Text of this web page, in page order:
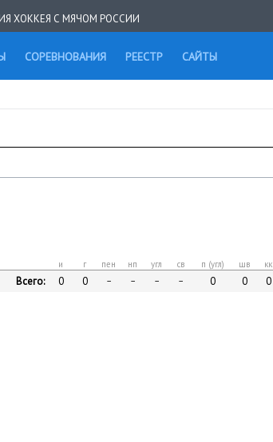
ХОККЕЯ С МЯЧОМ РОССИИ
СОРЕВНОВАНИЯ РЕЕСТР САЙТЫ
и г пен нп угл св п (угл) шв кк
Всего: 0 0 – – – – 0 0 0